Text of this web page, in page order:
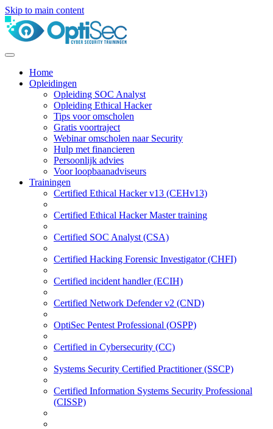
Skip to main content
Home
Opleidingen
Opleiding SOC Analyst
Opleiding Ethical Hacker
Tips voor omscholen
Gratis voortraject
Webinar omscholen naar Security
Hulp met financieren
Persoonlijk advies
Voor loopbaanadviseurs
Trainingen
Certified Ethical Hacker v13 (CEHv13)
Certified Ethical Hacker Master training
Certified SOC Analyst (CSA)
Certified Hacking Forensic Investigator (CHFI)
Certified incident handler (ECIH)
Certified Network Defender v2 (CND)
OptiSec Pentest Professional (OSPP)
Certified in Cybersecurity (CC)
Systems Security Certified Practitioner (SSCP)
Certified Information Systems Security Professional
(CISSP)